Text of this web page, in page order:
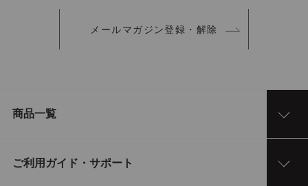
メールマガジン登録・解除
商品一覧
ご利用ガイド・サポート